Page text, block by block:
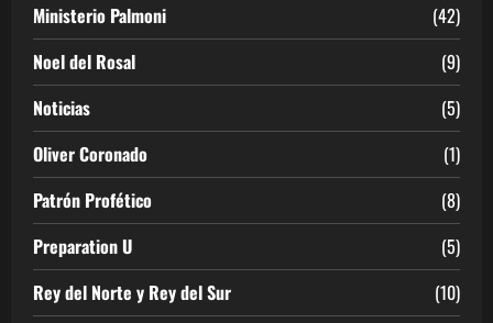
Ministerio Palmoni
(42)
Noel del Rosal
(9)
Noticias
(5)
Oliver Coronado
(1)
Patrón Profético
(8)
Preparation U
(5)
Rey del Norte y Rey del Sur
(10)